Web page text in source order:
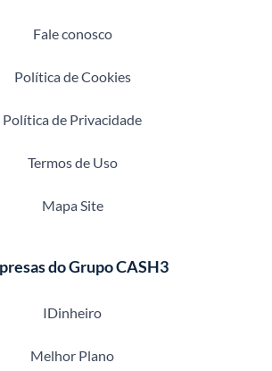
Fale conosco
Política de Cookies
Política de Privacidade
Termos de Uso
Mapa Site
do Grupo CASH3
IDinheiro
Melhor Plano